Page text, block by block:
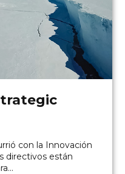
con la Innovación
directivos están